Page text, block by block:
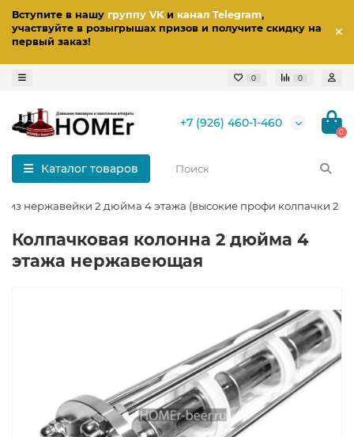
Вступите в нашу группу VKи канал Telegram,
участвуйте в розыгрышах призов и получите скидку на
первый заказ!
0 0
+7 (926) 460-1-460
0
Каталог товаров
из нержавейки 2 дюйма 4 этажа (высокие профи колпачки 2 в
Колпачковая колонна 2 дюйма 4
этажа нержавеющая